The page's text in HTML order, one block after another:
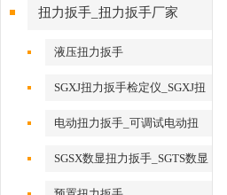
扭力扳手_扭力扳手厂家
液压扭力扳手
SGXJ扭力扳手检定仪_SGXJ扭
矩扳手检定仪
电动扭力扳手_可调试电动扭
SGSX数显扭力扳手_SGTS数显
扭力扳手